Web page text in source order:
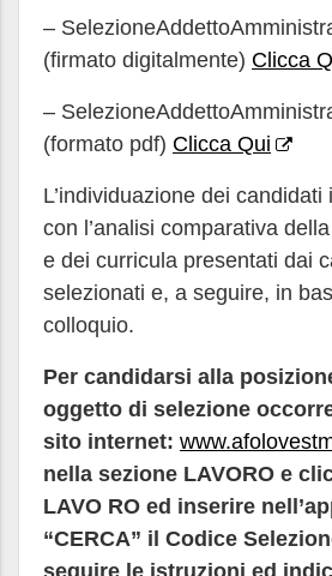
–
(firmato digitalmente) Clicca
–
(formato pdf) Clicca Qui
L’individuazione dei
con l’analisi comparativa
e dei curricula presentati dai
selezionati e, a seguire, in
colloquio.
Per candidarsi alla
oggetto di selezione
sito internet:
nella sezione LAVORO e
LAVO RO ed inserire
“CERCA” il Codice
seguire le istruzioni ed